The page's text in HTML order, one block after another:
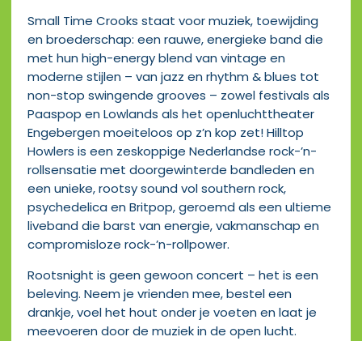
Small Time Crooks staat voor muziek, toewijding
en broederschap: een rauwe, energieke band die
met hun high-energy blend van vintage en
moderne stijlen – van jazz en rhythm & blues tot
non-stop swingende grooves – zowel festivals als
Paaspop en Lowlands als het openluchttheater
Engebergen moeiteloos op z’n kop zet! Hilltop
Howlers is een zeskoppige Nederlandse rock-’n-
rollsensatie met doorgewinterde bandleden en
een unieke, rootsy sound vol southern rock,
psychedelica en Britpop, geroemd als een ultieme
liveband die barst van energie, vakmanschap en
compromisloze rock-’n-rollpower.
Rootsnight is geen gewoon concert – het is een
beleving. Neem je vrienden mee, bestel een
drankje, voel het hout onder je voeten en laat je
meevoeren door de muziek in de open lucht.